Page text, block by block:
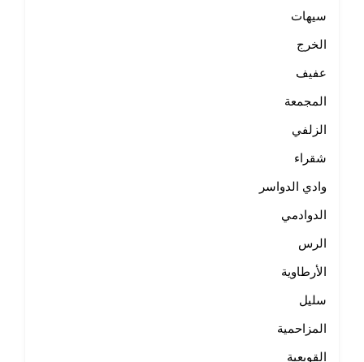
سيهات
الخرج
عفيف
المجمعة
الزلفي
شقراء
وادي الدواسر
الدوادمي
الرس
الأرطاوية
سليل
المزاحمية
القويعية